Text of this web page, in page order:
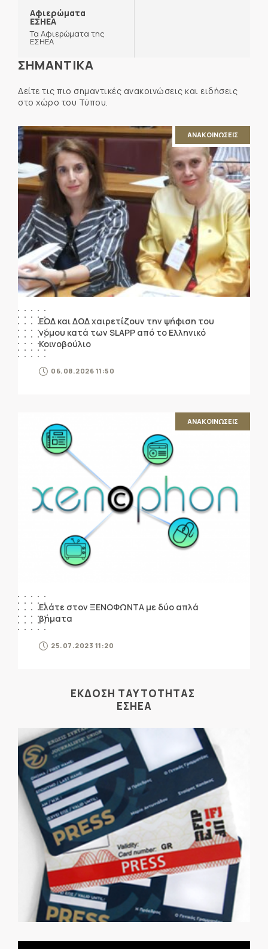
Αφιερώματα
ΕΣΗΕΑ
Τα Αφιερώματα της
ΕΣΗΕΑ
ΣΗΜΑΝΤΙΚΑ
Δείτε τις πιο σημαντικές ανακοινώσεις και ειδήσεις
στο χώρο του Τύπου.
ΑΝΑΚΟΙΝΩΣΕΙΣ
ΕΟΔ και ΔΟΔ χαιρετίζουν την ψήφιση του
νόμου κατά των SLAPP από το Ελληνικό
Κοινοβούλιο
06.08.2026 11:50
ΑΝΑΚΟΙΝΩΣΕΙΣ
Ελάτε στον ΞΕΝΟΦΩΝΤΑ με δύο απλά
βήματα
25.07.2023 11:20
ΕΚΔΟΣΗ ΤΑΥΤΟΤΗΤΑΣ
ΕΣΗΕΑ